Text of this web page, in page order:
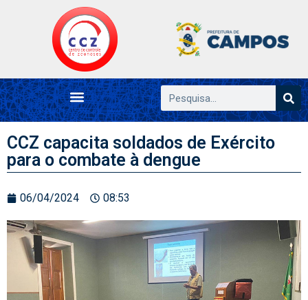
CCZ capacita soldados de Exército
para o combate à dengue
06/04/2024 08:53